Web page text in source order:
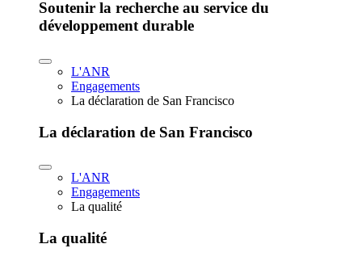
Soutenir la recherche au service du
développement durable
L'ANR
Engagements
La déclaration de San Francisco
La déclaration de San Francisco
L'ANR
Engagements
La qualité
La qualité